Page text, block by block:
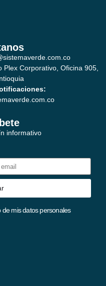
Plex Corporativo, Oficina 905,
informativo
de mis datos personales